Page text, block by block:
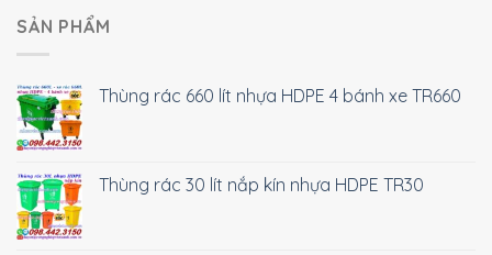
SẢN PHẨM
Thùng rác 660 lít nhựa HDPE 4 bánh xe TR660
Thùng rác 30 lít nắp kín nhựa HDPE TR30